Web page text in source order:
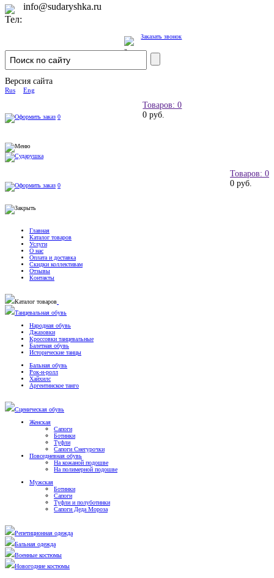
info@sudaryshka.ru
Заказать звонок
Версия сайта
Rus Eng
Товаров: 0
0 руб.
0
Товаров: 0
0 руб.
0
Главная
Каталог товаров
Услуги
О нас
Оплата и доставка
Скидки коллективам
Отзывы
Контакты
Каталог товаров
Танцевальная обувь
Народная обувь
Джазовки
Кроссовки танцевальные
Балетная обувь
Исторические танцы
Бальная обувь
Рок-н-ролл
Хайхилс
Аргентинское танго
Сценическая обувь
Женская
Сапоги
Ботинки
Туфли
Сапоги Снегурочки
Повседневная обувь
На кожаной подошве
На полимерной подошве
Мужская
Ботинки
Сапоги
Туфли и полуботинки
Сапоги Деда Мороза
Репетиционная одежда
Бальная одежда
Военные костюмы
Новогодние костюмы